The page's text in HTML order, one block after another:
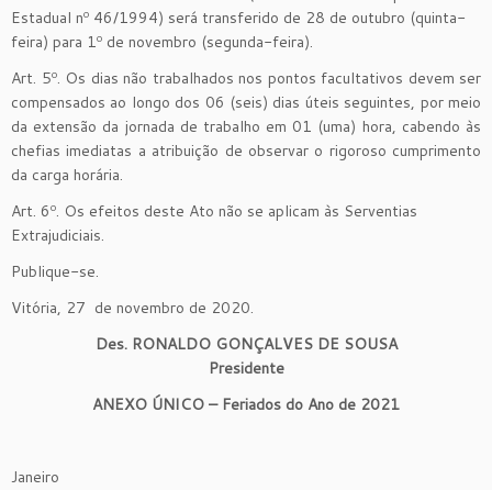
Estadual nº 46/1994) será transferido de 28 de outubro (quinta-
feira) para 1º de novembro (segunda-feira).
Art. 5º. Os dias não trabalhados nos pontos facultativos devem ser
compensados ao longo dos 06 (seis) dias úteis seguintes, por meio
da extensão da jornada de trabalho em 01 (uma) hora, cabendo às
chefias imediatas a atribuição de observar o rigoroso cumprimento
da carga horária.
Art. 6º. Os efeitos deste Ato não se aplicam às Serventias
Extrajudiciais.
Publique-se.
Vitória, 27 de novembro de 2020.
Des. RONALDO GONÇALVES DE SOUSA
Presidente
ANEXO ÚNICO – Feriados do Ano de 2021
Janeiro